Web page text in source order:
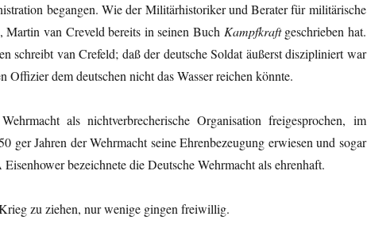
begangen. Wie der Militärhistoriker und Berater für militärische
van Creveld bereits in seinen Buch Kampfkraftgeschrieben hat.
schreibt van Crefeld; daß der deutsche Soldat äußerst diszipliniert war
dem deutschen nicht das Wasser reichen könnte.
als nichtverbrecherische Organisation freigesprochen, im
ger Jahren der Wehrmacht seine Ehrenbezeugung erwiesen und sogar
bezeichnete die Deutsche Wehrmacht als ehrenhaft.
zu ziehen, nur wenige gingen freiwillig.